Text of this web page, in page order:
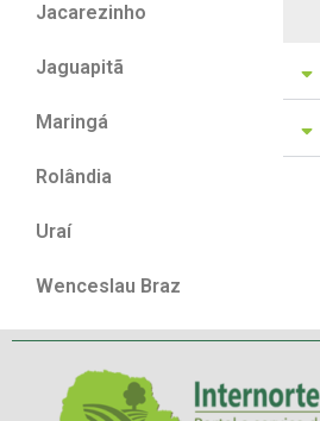
Jacarezinho
Jaguapitã
Maringá
Rolândia
Uraí
Wenceslau Braz